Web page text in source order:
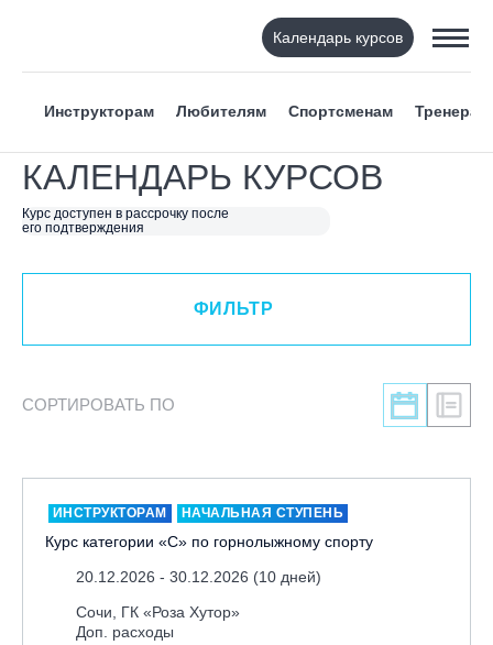
Календарь курсов
Инструкторам Любителям Спортсменам Тренерам
КАЛЕНДАРЬ КУРСОВ
Курс доступен в рассрочку после
его подтверждения
ФИЛЬТР
ВИД СПОРТА
Я ХОЧУ
КАТЕГОРИЯ
ЛЕКТОР
ФИЛЬТР
СОРТИРОВАТЬ ПО
ИНСТРУКТОРАМ НАЧАЛЬНАЯ СТУПЕНЬ
Курс категории «С» по горнолыжному спорту
20.12.2026 - 30.12.2026 (10 дней)
Сочи, ГК «Роза Хутор»
Доп. расходы